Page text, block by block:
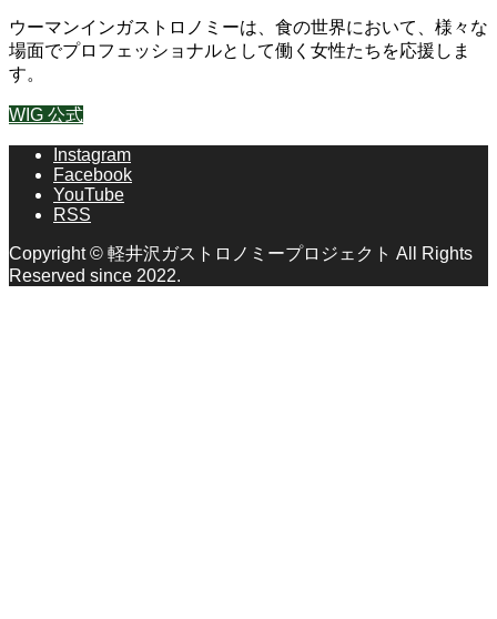
ウーマンインガストロノミーは、食の世界において、様々な
場面でプロフェッショナルとして働く女性たちを応援しま
す。
WIG 公式
Instagram
Facebook
YouTube
RSS
Copyright © 軽井沢ガストロノミープロジェクト All Rights
Reserved since 2022.